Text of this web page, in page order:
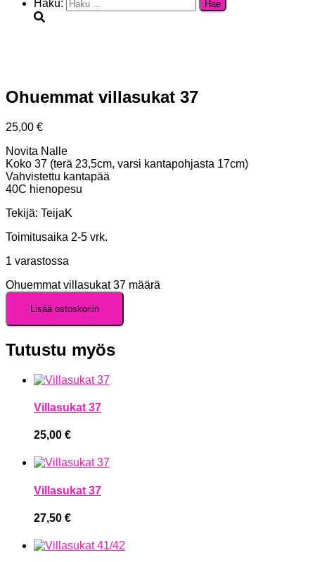
Haku:
Ohuemmat villasukat 37
25,00 €
Novita Nalle
Koko 37 (terä 23,5cm, varsi kantapohjasta 17cm)
Vahvistettu kantapää
40C hienopesu
Tekijä: TeijaK
Toimitusaika 2-5 vrk.
1 varastossa
Ohuemmat villasukat 37 määrä
Lisää ostoskoriin
Tutustu myös
Villasukat 37
25,00 €
Villasukat 37
27,50 €